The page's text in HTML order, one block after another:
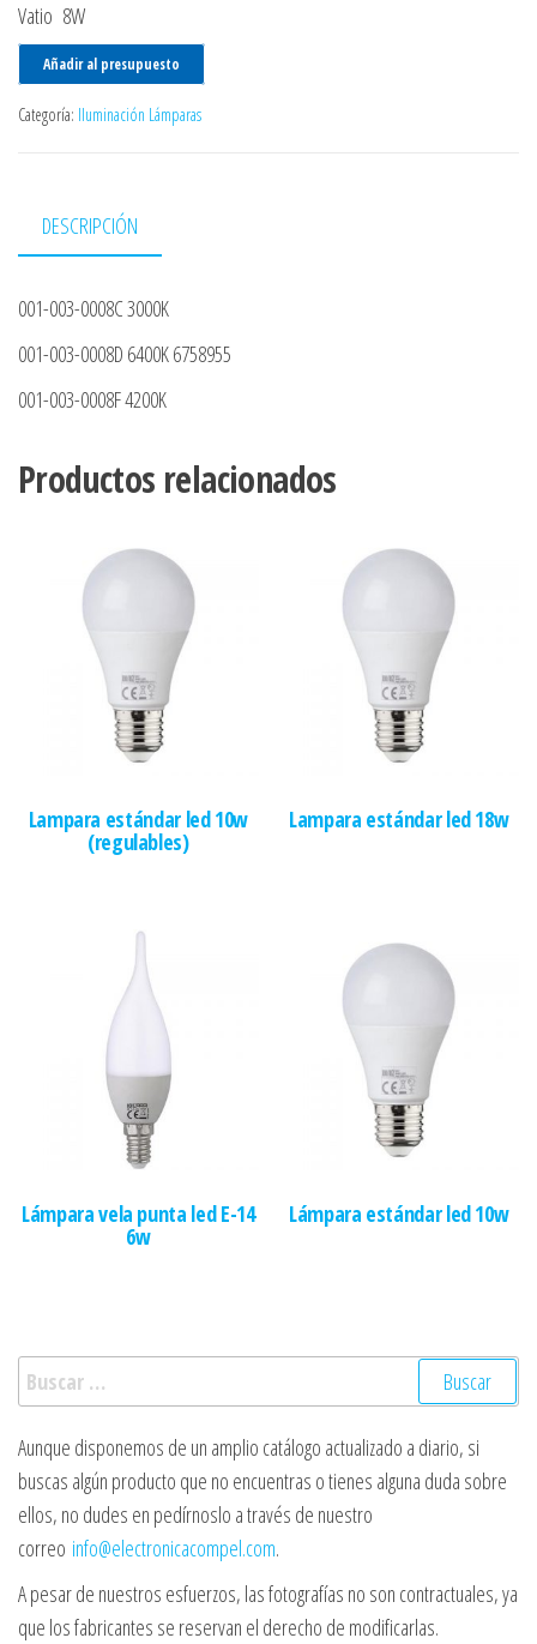
Vatio 8W
Añadir al presupuesto
Categoría: Iluminación Lámparas
DESCRIPCIÓN
001-003-0008C 3000K
001-003-0008D 6400K 6758955
001-003-0008F 4200K
Productos relacionados
Lampara estándar led 10w
(regulables)
Lampara estándar led 18w
Lámpara vela punta led E-14
6w
Lámpara estándar led 10w
Buscar:
Aunque disponemos de un amplio catálogo actualizado a diario, si
buscas algún producto que no encuentras o tienes alguna duda sobre
ellos, no dudes en pedírnoslo a través de nuestro
correo info@electronicacompel.com.
A pesar de nuestros esfuerzos, las fotografías no son contractuales, ya
que los fabricantes se reservan el derecho de modificarlas.